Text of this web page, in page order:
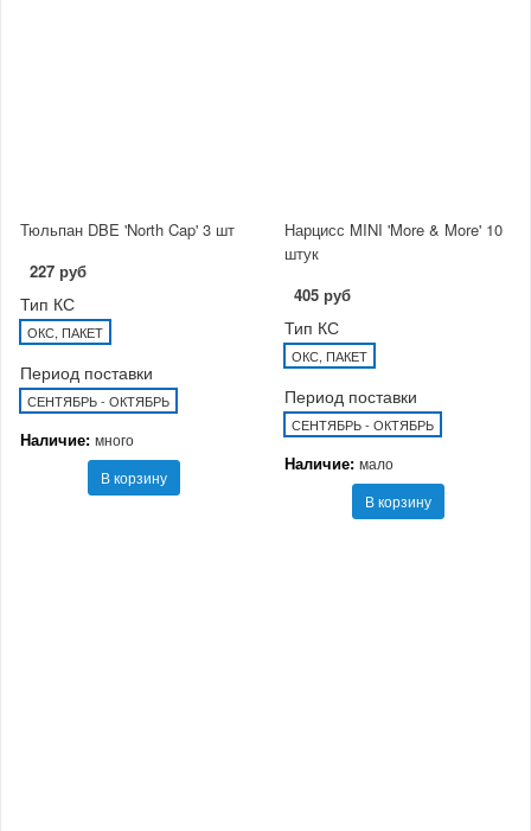
Тюльпан DBE 'North Cap' 3 шт
227 руб
Тип КС
ОКС, ПАКЕТ
Период поставки
СЕНТЯБРЬ - ОКТЯБРЬ
Наличие: много
В корзину
Нарцисс MINI 'More & More' 10
штук
405 руб
Тип КС
ОКС, ПАКЕТ
Период поставки
СЕНТЯБРЬ - ОКТЯБРЬ
Наличие: мало
В корзину